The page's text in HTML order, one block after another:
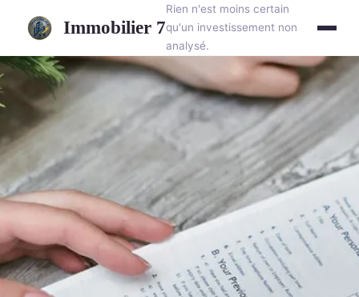
Immobilier 7
Rien n'est moins certain
qu'un investissement non
analysé.